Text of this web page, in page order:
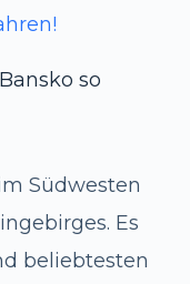
so
Südwesten
Es
beliebtesten